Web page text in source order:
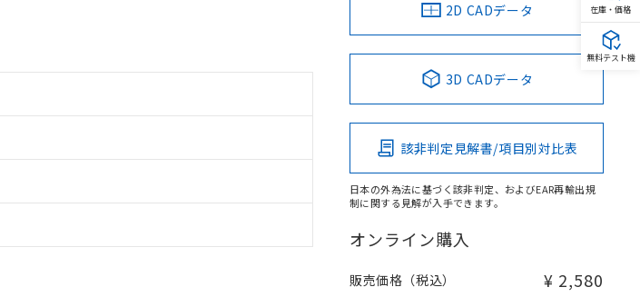
2D CADデータ
3D CADデータ
該非判定見解書/項目別対比表
日本の外為法に基づく該非判定、およびEAR再輸出規
制に関する見解が入手できます。
オンライン購入
販売価格（税込） ¥ 2,580
在庫・価格
無料テスト機